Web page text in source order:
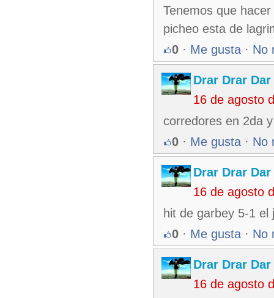
Tenemos que
picheo esta de
0 · Me gusta · No
Drar Drar Dar
16 de agosto
corredores en 2da
0 · Me gusta · No
Drar Drar Dar
16 de agosto
hit de garbey 5-1 el
0 · Me gusta · No
Drar Drar Dar
16 de agosto